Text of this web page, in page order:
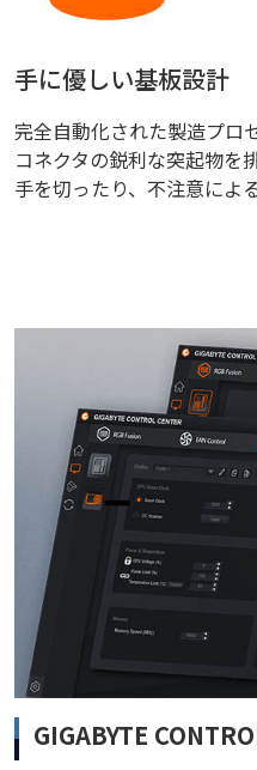
手に優しい基板設計
完全自動化された製造プロ
コネクタの鋭利な突起物を
手を切ったり、不注意によ
GIGABYTE